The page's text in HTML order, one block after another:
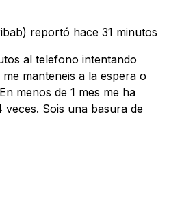
reportó hace 31 minutos
al telefono intentando
manteneis a la espera o
menos de 1 mes me ha
Sois una basura de